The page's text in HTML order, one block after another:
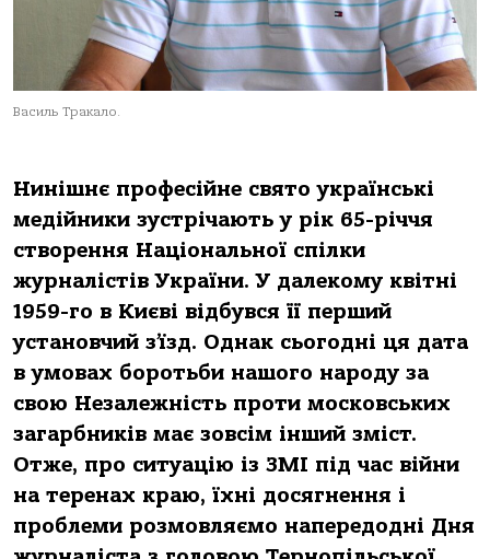
Василь Тракало.
Нинішнє професійне свято українські
медійники зустрічають у рік 65-річчя
створення Національної спілки
журналістів України. У далекому квітні
1959-го в Києві відбувся її перший
установчий з’їзд. Однак сьогодні ця дата
в умовах боротьби нашого народу за
свою Незалежність проти московських
загарбників має зовсім інший зміст.
Отже, про ситуацію із ЗМІ під час війни
на теренах краю, їхні досягнення і
проблеми розмовляємо напередодні Дня